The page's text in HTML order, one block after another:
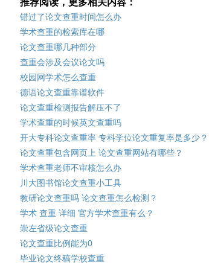
推荐阅读，更多相关内容：
错过了论文查重时间怎么办
学术查重的检索库在哪
论文查重哪几种部分
查重会涉及会议论文吗
校园网学术怎么查重
德语论文查重靠谱软件
论文查重检测报告解压不了
学术查重的时候英文查重吗
开大专科论文查重率 专科学位论文重复率是多少？
论文查重包含网页上 论文查重网站有哪些？
学术查重老师不审核怎么办
川大图书馆论文查重小工具
教研论文查重吗 论文查重怎么检测？
学术 查重 详细 官方学术查重有么？
崇左省级论文查重
论文查重比例能为0
毕业论文终稿学校查重